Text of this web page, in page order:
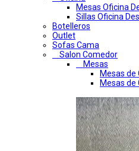
Mesas Oficina
Sillas Oficina
Botelleros
Outlet
Sofas Cama
Salon Comedor
Mesas
Mesas de
Mesas de